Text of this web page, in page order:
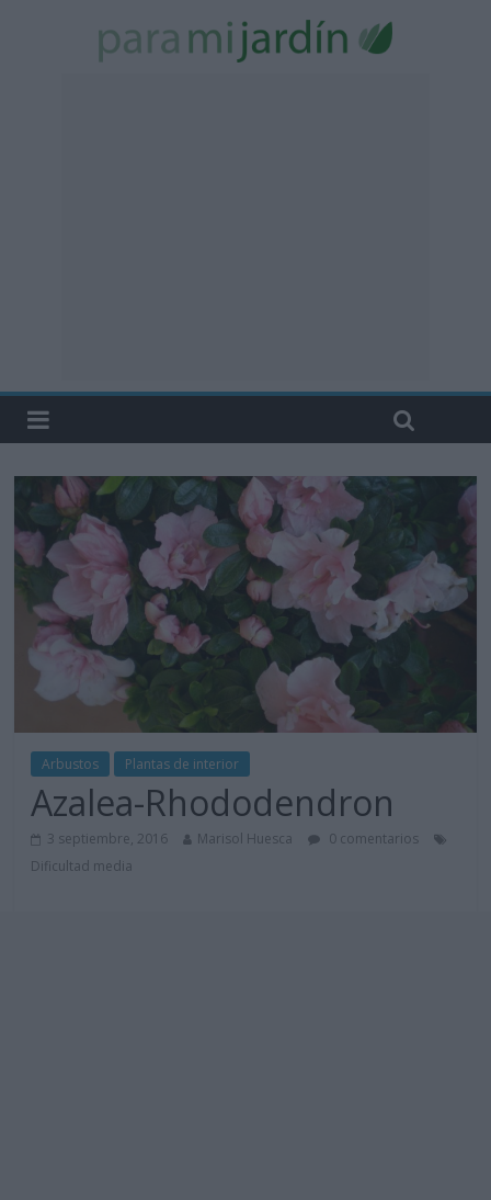
Arbustos Plantas de interior
Azalea-Rhododendron
3 septiembre, 2016 Marisol Huesca
0 comentarios
Dificultad media